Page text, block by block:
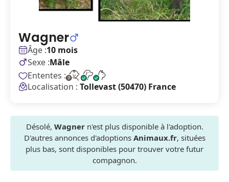
Wagner
Âge :10 mois
Sexe :Mâle
Ententes :
Localisation : Tollevast (50470) France
Désolé, Wagnern'est plus disponible à l'adoption.
D'autres annonces d'adoptions Animaux.fr, situées
plus bas, sont disponibles pour trouver votre futur
compagnon.